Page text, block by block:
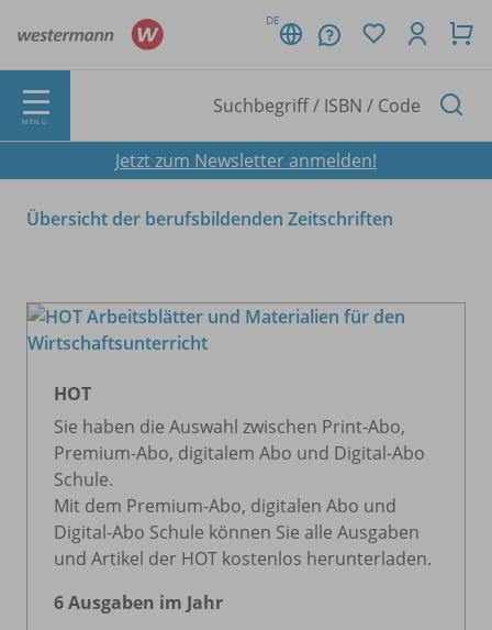
DE
MENÜ
Jetzt zum Newsletter anmelden!
Übersicht der berufsbildenden Zeitschriften
HOT
Sie haben die Auswahl zwischen Print-Abo,
Premium-Abo, digitalem Abo und Digital-Abo
Schule.
Mit dem Premium-Abo, digitalen Abo und
Digital-Abo Schule können Sie alle Ausgaben
und Artikel der HOT kostenlos herunterladen.
6 Ausgaben im Jahr